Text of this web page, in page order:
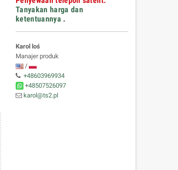
Tanyakan harga dan
ketentuannya .
Karol loś
Manajer produk
/
+48603969934
+48507526097
karol@ts2.pl